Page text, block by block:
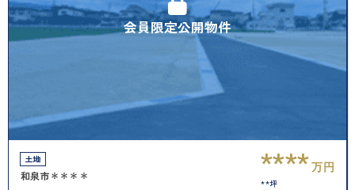
会員限定公開物件
土地
和泉市＊＊＊＊ **** 万円
**坪